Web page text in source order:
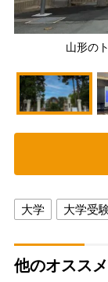
山形の
大学 大学受
他のオスス